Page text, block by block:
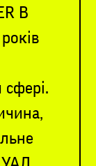
В
сфері.